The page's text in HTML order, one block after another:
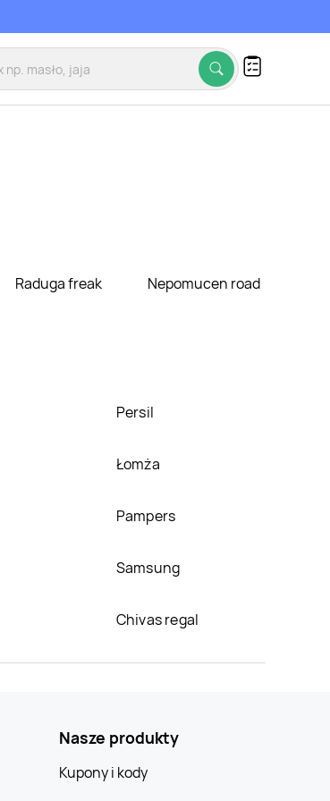
Raduga freak
Nepomucen road
Persil
Łomża
Pampers
Samsung
Chivas regal
Nasze produkty
Kupony i kody